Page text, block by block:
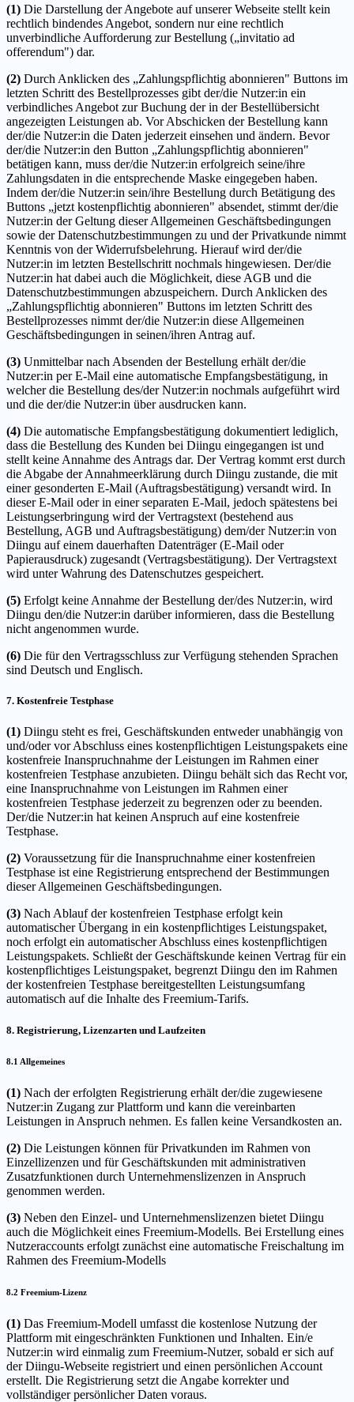
(1) Die Darstellung der Angebote auf unserer Webseite stellt kein
rechtlich bindendes Angebot, sondern nur eine rechtlich
unverbindliche Aufforderung zur Bestellung („invitatio ad
offerendum") dar.
(2) Durch Anklicken des „Zahlungspflichtig abonnieren" Buttons im
letzten Schritt des Bestellprozesses gibt der/die Nutzer:in ein
verbindliches Angebot zur Buchung der in der Bestellübersicht
angezeigten Leistungen ab. Vor Abschicken der Bestellung kann
der/die Nutzer:in die Daten jederzeit einsehen und ändern. Bevor
der/die Nutzer:in den Button „Zahlungspflichtig abonnieren"
betätigen kann, muss der/die Nutzer:in erfolgreich seine/ihre
Zahlungsdaten in die entsprechende Maske eingegeben haben.
Indem der/die Nutzer:in sein/ihre Bestellung durch Betätigung des
Buttons „jetzt kostenpflichtig abonnieren" absendet, stimmt der/die
Nutzer:in der Geltung dieser Allgemeinen Geschäftsbedingungen
sowie der Datenschutzbestimmungen zu und der Privatkunde nimmt
Kenntnis von der Widerrufsbelehrung. Hierauf wird der/die
Nutzer:in im letzten Bestellschritt nochmals hingewiesen. Der/die
Nutzer:in hat dabei auch die Möglichkeit, diese AGB und die
Datenschutzbestimmungen abzuspeichern. Durch Anklicken des
„Zahlungspflichtig abonnieren" Buttons im letzten Schritt des
Bestellprozesses nimmt der/die Nutzer:in diese Allgemeinen
Geschäftsbedingungen in seinen/ihren Antrag auf.
(3) Unmittelbar nach Absenden der Bestellung erhält der/die
Nutzer:in per E-Mail eine automatische Empfangsbestätigung, in
welcher die Bestellung des/der Nutzer:in nochmals aufgeführt wird
und die der/die Nutzer:in über ausdrucken kann.
(4) Die automatische Empfangsbestätigung dokumentiert lediglich,
dass die Bestellung des Kunden bei Diingu eingegangen ist und
stellt keine Annahme des Antrags dar. Der Vertrag kommt erst durch
die Abgabe der Annahmeerklärung durch Diingu zustande, die mit
einer gesonderten E-Mail (Auftragsbestätigung) versandt wird. In
dieser E-Mail oder in einer separaten E-Mail, jedoch spätestens bei
Leistungserbringung wird der Vertragstext (bestehend aus
Bestellung, AGB und Auftragsbestätigung) dem/der Nutzer:in von
Diingu auf einem dauerhaften Datenträger (E-Mail oder
Papierausdruck) zugesandt (Vertragsbestätigung). Der Vertragstext
wird unter Wahrung des Datenschutzes gespeichert.
(5) Erfolgt keine Annahme der Bestellung der/des Nutzer:in, wird
Diingu den/die Nutzer:in darüber informieren, dass die Bestellung
nicht angenommen wurde.
(6) Die für den Vertragsschluss zur Verfügung stehenden Sprachen
sind Deutsch und Englisch.
7. Kostenfreie Testphase
(1) Diingu steht es frei, Geschäftskunden entweder unabhängig von
und/oder vor Abschluss eines kostenpflichtigen Leistungspakets eine
kostenfreie Inanspruchnahme der Leistungen im Rahmen einer
kostenfreien Testphase anzubieten. Diingu behält sich das Recht vor,
eine Inanspruchnahme von Leistungen im Rahmen einer
kostenfreien Testphase jederzeit zu begrenzen oder zu beenden.
Der/die Nutzer:in hat keinen Anspruch auf eine kostenfreie
Testphase.
(2) Voraussetzung für die Inanspruchnahme einer kostenfreien
Testphase ist eine Registrierung entsprechend der Bestimmungen
dieser Allgemeinen Geschäftsbedingungen.
(3) Nach Ablauf der kostenfreien Testphase erfolgt kein
automatischer Übergang in ein kostenpflichtiges Leistungspaket,
noch erfolgt ein automatischer Abschluss eines kostenpflichtigen
Leistungspakets. Schließt der Geschäftskunde keinen Vertrag für ein
kostenpflichtiges Leistungspaket, begrenzt Diingu den im Rahmen
der kostenfreien Testphase bereitgestellten Leistungsumfang
automatisch auf die Inhalte des Freemium-Tarifs.
8. Registrierung, Lizenzarten und Laufzeiten
8.1 Allgemeines
(1) Nach der erfolgten Registrierung erhält der/die zugewiesene
Nutzer:in Zugang zur Plattform und kann die vereinbarten
Leistungen in Anspruch nehmen. Es fallen keine Versandkosten an.
(2) Die Leistungen können für Privatkunden im Rahmen von
Einzellizenzen und für Geschäftskunden mit administrativen
Zusatzfunktionen durch Unternehmenslizenzen in Anspruch
genommen werden.
(3) Neben den Einzel- und Unternehmenslizenzen bietet Diingu
auch die Möglichkeit eines Freemium-Modells. Bei Erstellung eines
Nutzeraccounts erfolgt zunächst eine automatische Freischaltung im
Rahmen des Freemium-Modells
8.2 Freemium-Lizenz
(1) Das Freemium-Modell umfasst die kostenlose Nutzung der
Plattform mit eingeschränkten Funktionen und Inhalten. Ein/e
Nutzer:in wird einmalig zum Freemium-Nutzer, sobald er sich auf
der Diingu-Webseite registriert und einen persönlichen Account
erstellt. Die Registrierung setzt die Angabe korrekter und
vollständiger persönlicher Daten voraus.